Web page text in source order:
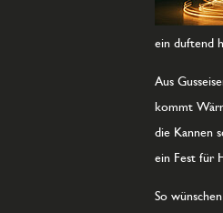
ein duftend
Aus
kommt
die Kannen
ein Fest für
So